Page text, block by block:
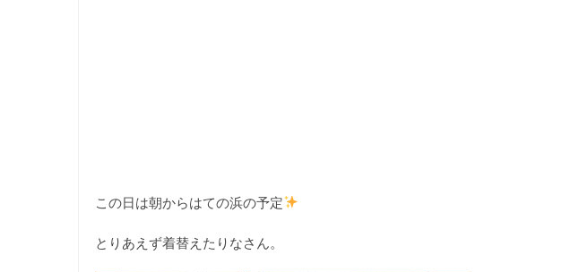
この日は朝からはての浜の予定
とりあえず着替えたりなさん。